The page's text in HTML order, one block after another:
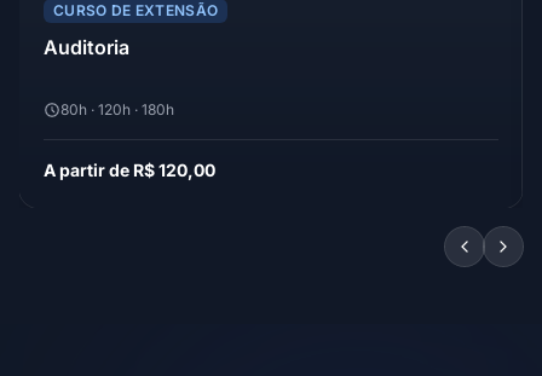
CURSO DE EXTENSÃO
Auditoria
80h · 120h · 180h
A partir de R$ 120,00